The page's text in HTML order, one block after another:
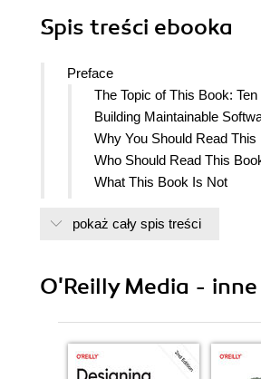
Spis treści ebooka
Preface
The Topic of This Book:
Building Maintainable
Why You Should Read This
Who Should Read This
What This Book Is Not
About the Software
Conventions Used in This
Safari Books Online
pokaż cały spis treści
O'Reilly Media -